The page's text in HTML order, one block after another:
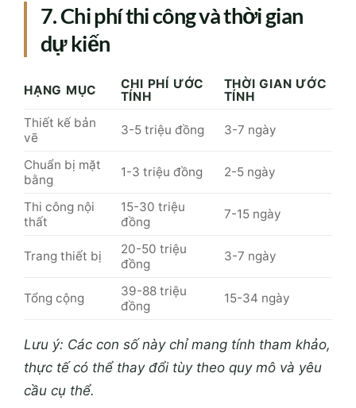
7. Chi phí thi công và thời gian
dự kiến
HẠNG MỤC
CHI PHÍ ƯỚC
TÍNH
THỜI GIAN ƯỚC
TÍNH
Thiết kế bản
vẽ
3-5 triệu đồng 3-7 ngày
Chuẩn bị mặt
bằng
1-3 triệu đồng 2-5 ngày
Thi công nội
thất
15-30 triệu
đồng
7-15 ngày
Trang thiết bị
20-50 triệu
đồng
3-7 ngày
Tổng cộng
39-88 triệu
đồng
15-34 ngày
Lưu ý: Các con số này chỉ mang tính tham khảo,
thực tế có thể thay đổi tùy theo quy mô và yêu
cầu cụ thể.